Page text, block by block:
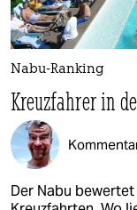
Nabu-Ranking
Kreuzfahrer in
Der Nabu